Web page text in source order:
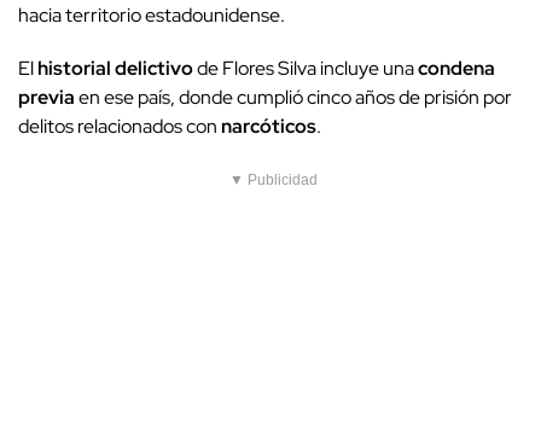
hacia territorio estadounidense.
Elhistorial delictivode Flores Silva incluye unacondena
previaen ese país, donde cumplió cinco años de prisión por
delitos relacionados connarcóticos.
▼ Publicidad